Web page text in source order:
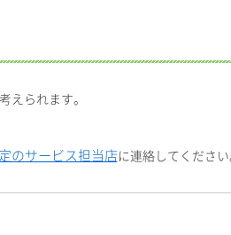
えられます。
のサービス担当店に連絡してください